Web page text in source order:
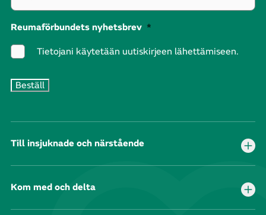
Reumaförbundets nyhetsbrev *
Tietojani käytetään uutiskirjeen lähettämiseen.
Till insjuknade och närstående
Kom med och delta